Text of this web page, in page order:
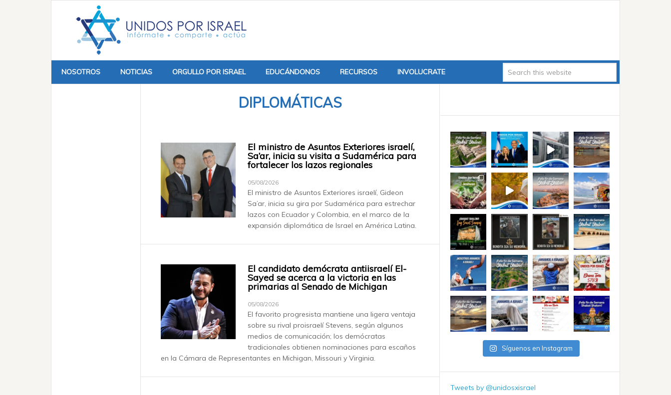
NOSOTROS NOTICIAS ORGULLO POR ISRAEL EDUCÁNDONOS RECURSOS INVOLUCRATE
DIPLOMÁTICAS
El ministro de Asuntos Exteriores israelí,
Sa’ar, inicia su visita a Sudamérica para
fortalecer los lazos regionales
05/08/2026
El ministro de Asuntos Exteriores israelí, Gideon
Sa’ar, inicia su gira por Sudamérica para estrechar
lazos con Ecuador y Colombia, en el marco de la
expansión diplomática de Israel en América Latina.
El candidato demócrata antiisraelí El-
Sayed se acerca a la victoria en las
primarias al Senado de Michigan
05/08/2026
El favorito progresista mantiene una ligera ventaja
sobre su rival proisraelí Stevens, según algunos
medios de comunicación; los demócratas
tradicionales obtienen nominaciones para escaños
en la Cámara de Representantes en Michigan, Missouri y Virginia.
Síguenos en Instagram
Tweets by @unidosxisrael